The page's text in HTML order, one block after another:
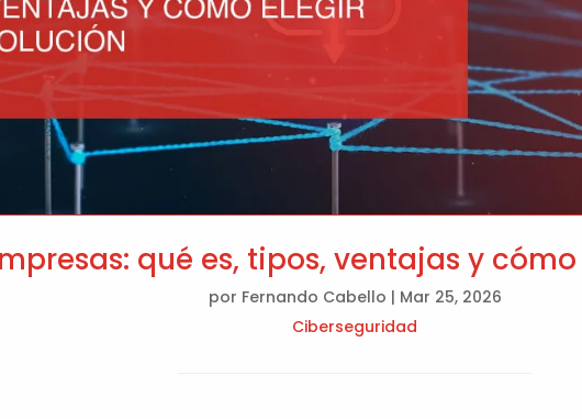
qué es, tipos, ventajas y
por Fernando Cabello | Mar 25, 2026
Ciberseguridad